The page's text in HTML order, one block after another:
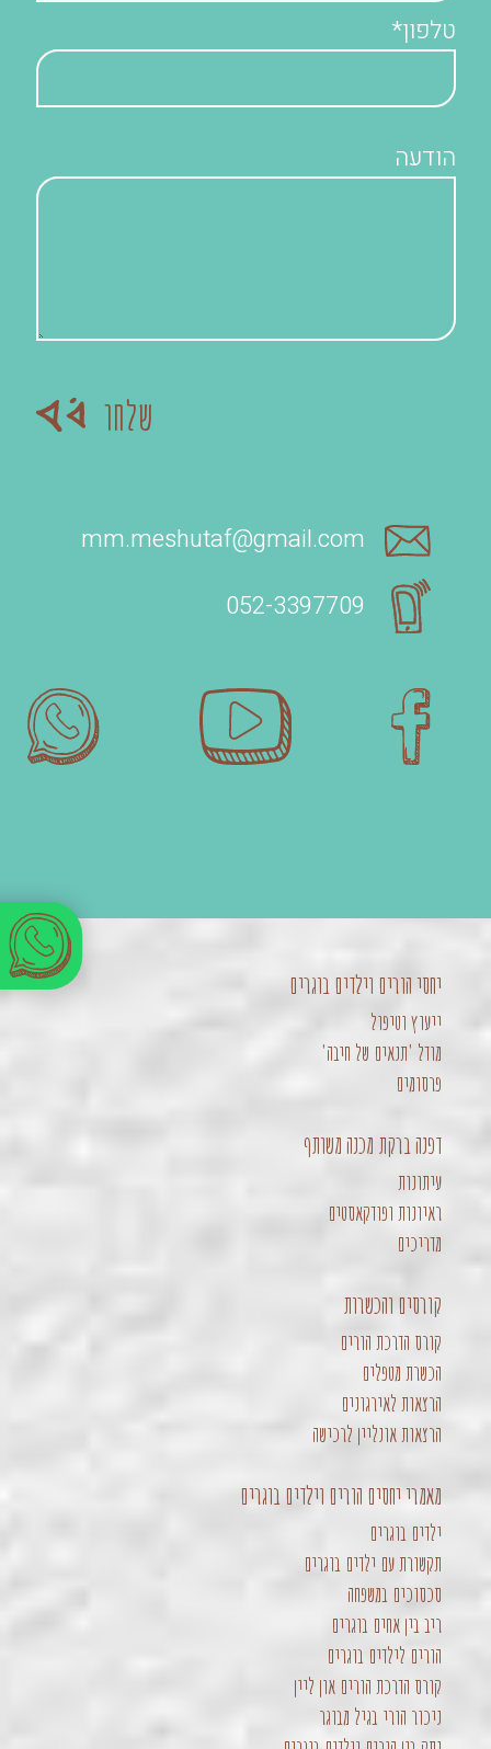
טלפון*
הודעה
mm.meshutaf@gmail.com
052-3397709‬
יחסי הורים וילדים בוגרים
ייעוץ וטיפול
מודל 'תנאים של חיבה'
פרסומים
דפנה ברקת מכנה משותף
עיתונות
ראיונות ופודקאסטים
מדריכים
קורסים והכשרות
קורס הדרכת הורים
הכשרת מטפלים
הרצאות לאירגונים
הרצאות אונליין לרכישה
מאמרי יחסים הורים וילדים בוגרים
ילדים בוגרים
תקשורת עם ילדים בוגרים
סכסוכים במשפחה
ריב בין אחים בוגרים
הורים לילדים בוגרים
קורס הדרכת הורים און ליין
ניכור הורי בגיל מבוגר